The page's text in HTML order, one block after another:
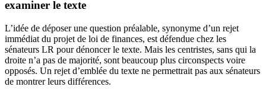
examiner le texte
L’idée de déposer une question préalable, synonyme d’un rejet
immédiat du projet de loi de finances, est défendue chez les
sénateurs LR pour dénoncer le texte. Mais les centristes, sans qui la
droite n’a pas de majorité, sont beaucoup plus circonspects voire
opposés. Un rejet d’emblée du texte ne permettrait pas aux sénateurs
de montrer leurs différences.